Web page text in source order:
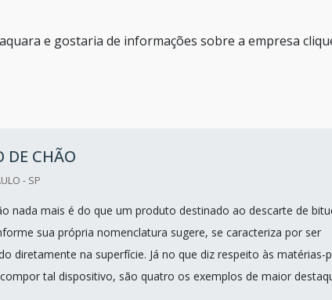
e gostaria de informações sobre a empresa
DE CHÃO
- SP
nada mais é do que um produto destinado ao descarte de
sua própria nomenclatura sugere, se caracteriza por ser
diretamente na superfície. Já no que diz respeito às matérias-
tal dispositivo, são quatro os exemplos de maior